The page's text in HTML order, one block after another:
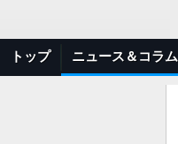
トップ ニュース＆コラム